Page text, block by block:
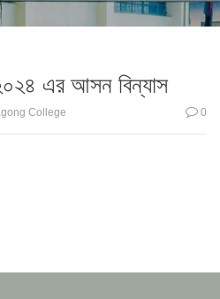
এর আসন বিন্যাস
College 0